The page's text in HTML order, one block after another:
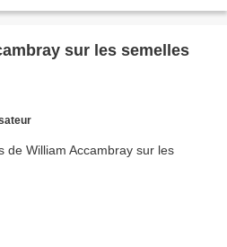
sur les semelles